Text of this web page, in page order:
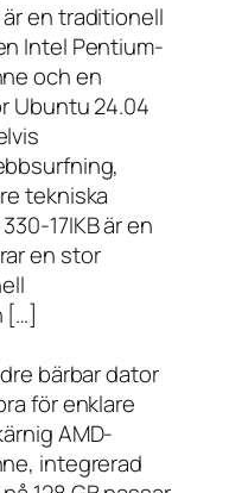
är en traditionell
Intel Pentium-
och en
Ubuntu 24.04
tekniska
17IKB är en
en stor
[…]
bärbar dator
för enklare
AMD-
integrerad